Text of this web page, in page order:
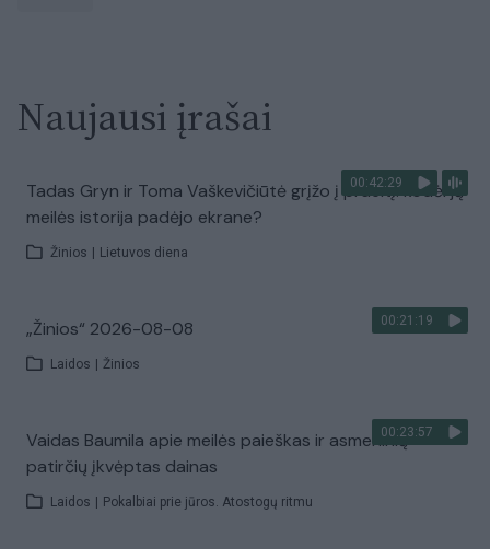
Naujausi įrašai
00:42:29
Tadas Gryn ir Toma Vaškevičiūtė grįžo į praeitį: kodėl jų
meilės istorija padėjo ekrane?
Žinios Lietuvos diena
00:21:19
„Žinios“ 2026-08-08
Laidos Žinios
00:23:57
Vaidas Baumila apie meilės paieškas ir asmeninių
patirčių įkvėptas dainas
Laidos Pokalbiai prie jūros. Atostogų ritmu